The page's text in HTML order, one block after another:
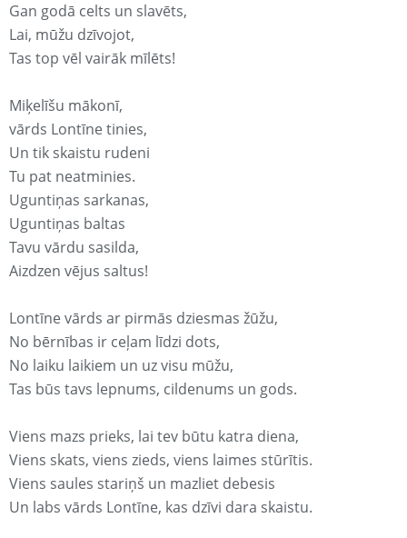
Gan godā celts un slavēts,
Lai, mūžu dzīvojot,
Tas top vēl vairāk mīlēts!
Miķelīšu mākonī,
vārds Lontīne tinies,
Un tik skaistu rudeni
Tu pat neatminies.
Uguntiņas sarkanas,
Uguntiņas baltas
Tavu vārdu sasilda,
Aizdzen vējus saltus!
Lontīne vārds ar pirmās dziesmas žūžu,
No bērnības ir ceļam līdzi dots,
No laiku laikiem un uz visu mūžu,
Tas būs tavs lepnums, cildenums un gods.
Viens mazs prieks, lai tev būtu katra diena,
Viens skats, viens zieds, viens laimes stūrītis.
Viens saules stariņš un mazliet debesis
Un labs vārds Lontīne, kas dzīvi dara skaistu.